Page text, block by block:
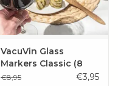
VacuVin Glass
Markers Classic (8
pcs)
€8,95 €3,95